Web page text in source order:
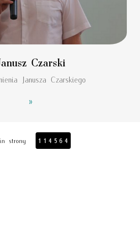
Czarski
Janusza Czarskiego
»
strony 114564